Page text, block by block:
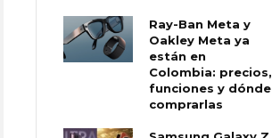
Ray-Ban Meta y
Oakley Meta ya
están en
Colombia: precios,
funciones y dónde
comprarlas